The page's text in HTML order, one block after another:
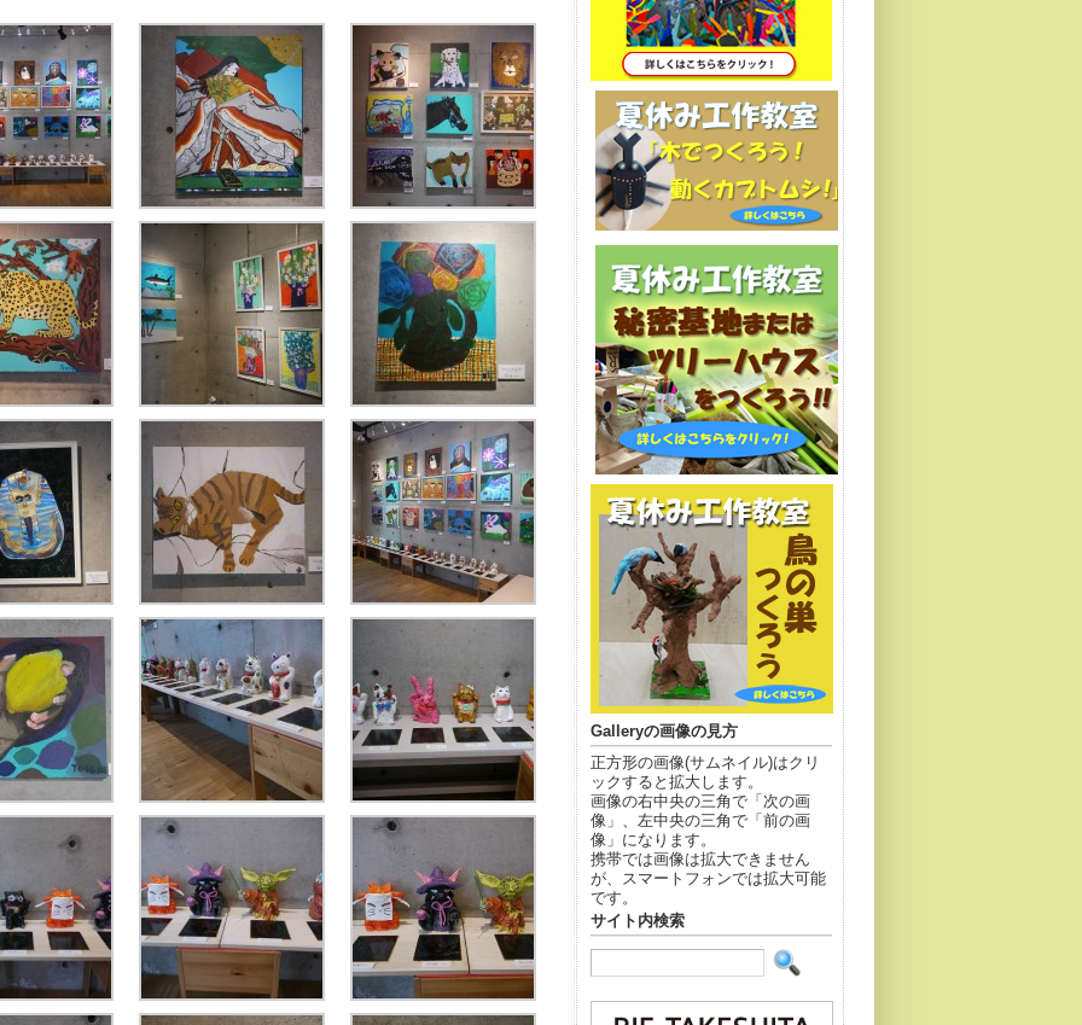
Galleryの画像の見方
正方形の画像(サムネイル)はクリ
ックすると拡大します。
画像の右中央の三角で「次の画
像」、左中央の三角で「前の画
像」になります。
携帯では画像は拡大できません
が、スマートフォンでは拡大可能
です。
サイト内検索